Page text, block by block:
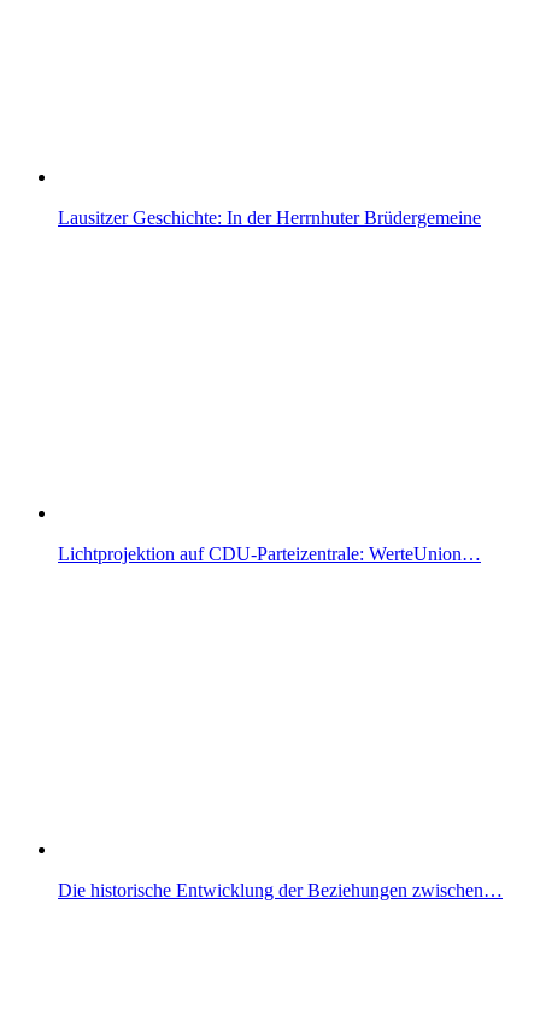
Lausitzer Geschichte: In der Herrnhuter Brüdergemeine
Lichtprojektion auf CDU-Parteizentrale: WerteUnion…
Die historische Entwicklung der Beziehungen zwischen…